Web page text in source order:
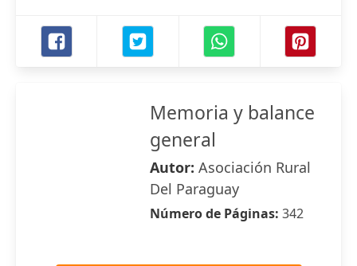
Memoria y balance
general
Autor: Asociación Rural
Del Paraguay
Número de Páginas: 342